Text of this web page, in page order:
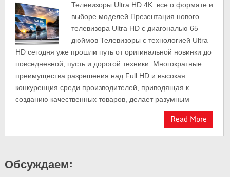
Телевизоры Ultra HD 4K: все о формате и
выборе моделей Презентация нового
телевизора Ultra HD с диагональю 65
дюймов Телевизоры с технологией Ultra
HD сегодня уже прошли путь от оригинальной новинки до
повседневной, пусть и дорогой техники. Многократные
преимущества разрешения над Full HD и высокая
конкуренция среди производителей, приводящая к
созданию качественных товаров, делает разумным
Read More
Обсуждаем: